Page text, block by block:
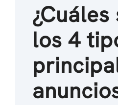
¿Cuáles
los 4